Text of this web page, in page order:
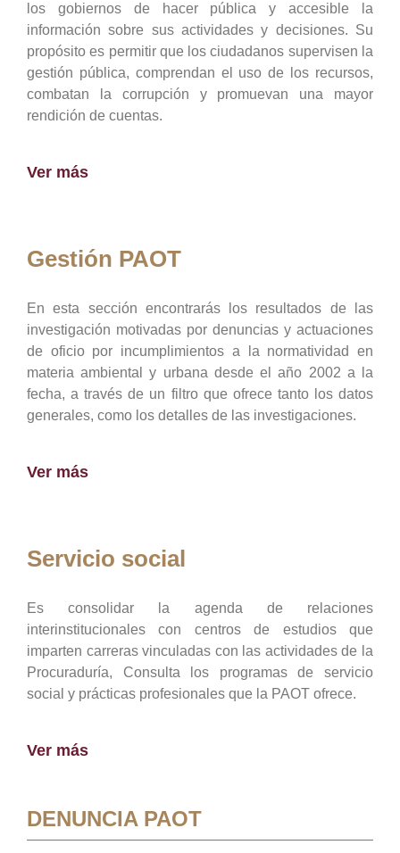
los gobiernos de hacer pública y accesible la
información sobre sus actividades y decisiones. Su
propósito es permitir que los ciudadanos supervisen la
gestión pública, comprendan el uso de los recursos,
combatan la corrupción y promuevan una mayor
rendición de cuentas.
Ver más
Gestión PAOT
En esta sección encontrarás los resultados de las
investigación motivadas por denuncias y actuaciones
de oficio por incumplimientos a la normatividad en
materia ambiental y urbana desde el año 2002 a la
fecha, a través de un filtro que ofrece tanto los datos
generales, como los detalles de las investigaciones.
Ver más
Servicio social
Es consolidar la agenda de relaciones
interinstitucionales con centros de estudios que
imparten carreras vinculadas con las actividades de la
Procuraduría, Consulta los programas de servicio
social y prácticas profesionales que la PAOT ofrece.
Ver más
DENUNCIA PAOT